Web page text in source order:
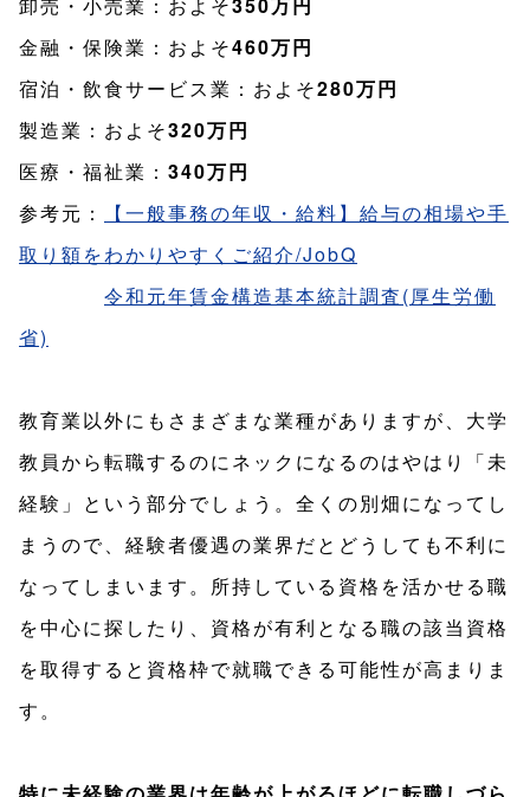
金融・保険業：およそ460万円
宿泊・飲食サービス業：およそ280万円
製造業：およそ320万円
医療・福祉業： 340万円
参考元：
【一般事務の年収・給料】給与の相場や手
取り額をわかりやすくご紹介/JobQ
令和元年賃金構造基本統計調査(厚生労働
省)
教育業以外にもさまざまな業種がありますが、大学
教員から転職するのにネックになるのはやはり「未
経験」という部分でしょう。全くの別畑になってし
まうので、経験者優遇の業界だとどうしても不利に
なってしまいます。所持している資格を活かせる職
を中心に探したり、資格が有利となる職の該当資格
を取得すると資格枠で就職できる可能性が高まりま
す。